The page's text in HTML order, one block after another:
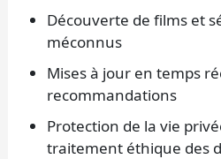
Découverte de films et
méconnus
Mises à jour en temps
recommandations
Protection de la vie
traitement éthique des